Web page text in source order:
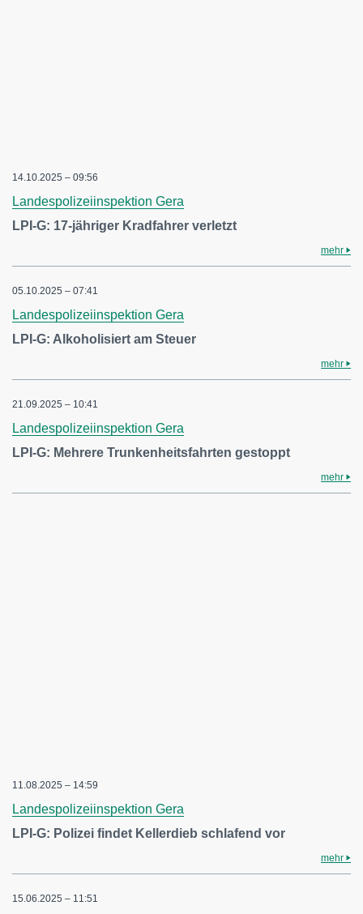
14.10.2025 – 09:56
Landespolizeiinspektion Gera
LPI-G: 17-jähriger Kradfahrer verletzt
mehr
05.10.2025 – 07:41
Landespolizeiinspektion Gera
LPI-G: Alkoholisiert am Steuer
mehr
21.09.2025 – 10:41
Landespolizeiinspektion Gera
LPI-G: Mehrere Trunkenheitsfahrten gestoppt
mehr
11.08.2025 – 14:59
Landespolizeiinspektion Gera
LPI-G: Polizei findet Kellerdieb schlafend vor
mehr
15.06.2025 – 11:51